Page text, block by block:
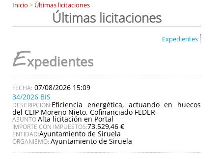
Inicio > Últimas licitaciones
Últimas licitaciones
Expedientes
Expedientes
07/08/2026 15:09
34/2026 BIS
DESCRIPCIÓN:Eficiencia energética, actuando en huecos
del CEIP Moreno Nieto. Cofinanciado FEDER
ASUNTO:Alta licitación en Portal
IMPORTE CON IMPUESTOS:73.529,46 €
ENTIDAD:Ayuntamiento de Siruela
ORGANISMO: Ayuntamiento de Siruela